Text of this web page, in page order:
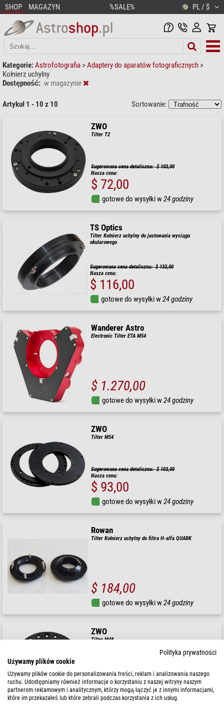
SHOP MAGAZYN %SALE% PL / $
Kategorie:Astrofotografia >Adaptery do aparatów fotograficznych >
Kołnierz uchylny
Dostępność: w magazynie
Artykuł 1 - 10 z 10 Sortowanie:
ZWO
Tilter T2
Sugerowana cena detaliczna: $ 103,00
Nasza cena:
$ 72,00
gotowe do wysyłki w24 godziny
TS Optics
Tilter Kołnierz uchylny do justowania wyciągu
okularowego
Sugerowana cena detaliczna: $ 133,00
Nasza cena:
$ 116,00
gotowe do wysyłki w24 godziny
Wanderer Astro
Electronic Tilter ETA M54
$ 1.270,00
gotowe do wysyłki w24 godziny
ZWO
Tilter M54
Sugerowana cena detaliczna: $ 103,00
Nasza cena:
$ 93,00
gotowe do wysyłki w24 godziny
Rowan
Tilter Kołnierz uchylny do filtra H-alfa QUARK
$ 184,00
gotowe do wysyłki w24 godziny
ZWO
Tilter M48
Sugerowana cena detaliczna: $ 69,00
Nasza cena:
$ 46,90
Polityka prywatności
Używamy plików cookie
Używamy plików cookie do personalizowania treści, reklam i analizowania naszego
ruchu. Udostępniamy również informacje o korzystaniu z naszej witryny naszym
partnerom reklamowym i analitycznym, którzy mogą łączyć je z innymi informacjami,
które im przekazałeś lub które zebrali podczas korzystania z ich usług.